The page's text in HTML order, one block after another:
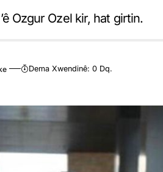
Ozgur Ozel kir, hat girtin.
Dema Xwendinê: 0 Dq.